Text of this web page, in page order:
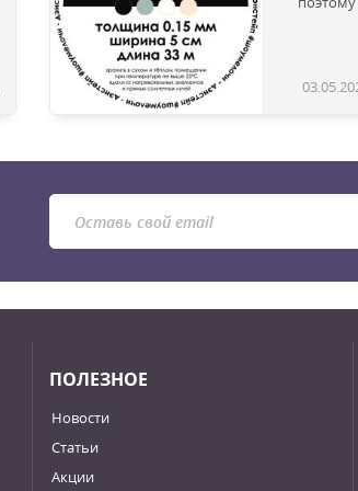
ПОЛЕЗНОЕ
Новости
Статьи
Акции